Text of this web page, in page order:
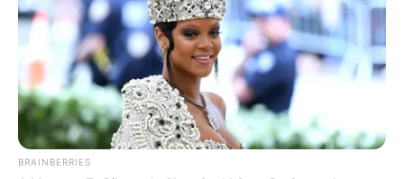
BRAINBERRIES